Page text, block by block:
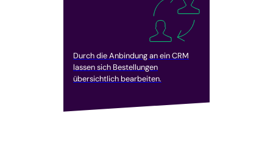
Durch die Anbindung an ein CRM
lassen sich Bestellungen
übersichtlich bearbeiten.